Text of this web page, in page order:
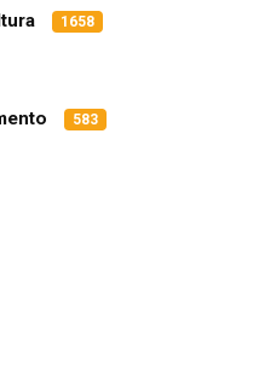
1658
583